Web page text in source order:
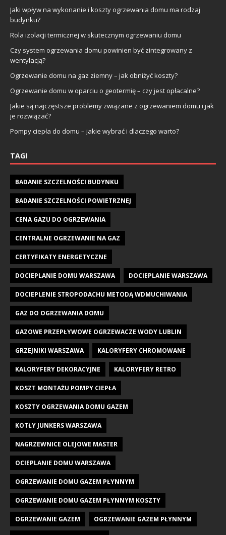
Jaki wpływ na wykonanie i koszty ogrzewania domu ma rodzaj
budynku?
Rola izolacji termicznej w skutecznym ogrzewaniu domu
Czy system ogrzewania domu powinien być zintegrowany z
wentylacją?
Ogrzewanie domu na gaz ziemny – jak obniżyć koszty?
Ogrzewanie domu w oparciu o geotermię – czy jest opłacalne?
Jakie są najczęstsze problemy związane z ogrzewaniem domu i jak
je rozwiązać?
Pompy ciepła do domu – jakie wybrać i dlaczego warto?
TAGI
BADANIE SZCZELNOŚCI BUDYNKU
BADANIE SZCZELNOŚCI POWIETRZNEJ
CENA GAZU DO OGRZEWANIA
CENTRALNE OGRZEWANIE NA GAZ
CERTYFIKATY ENERGETYCZNE
DOCIEPLANIE DOMU WARSZAWA DOCIEPLANIE WARSZAWA
DOCIEPLENIE STROPODACHU METODĄ WDMUCHIWANIA
GAZ DO OGRZEWANIA DOMU
GAZOWE PRZEPŁYWOWE OGRZEWACZE WODY LUBLIN
GRZEJNIKI WARSZAWA KALORYFERY CHROMOWANE
KALORYFERY DEKORACYJNE KALORYFERY RETRO
KOSZT MONTAŻU POMPY CIEPŁA
KOSZTY OGRZEWANIA DOMU GAZEM
KOTŁY JUNKERS WARSZAWA
NAGRZEWNICE OLEJOWE MASTER
OCIEPLANIE DOMU WARSZAWA
OGRZEWANIE DOMU GAZEM PŁYNNYM
OGRZEWANIE DOMU GAZEM PŁYNNYM KOSZTY
OGRZEWANIE GAZEM OGRZEWANIE GAZEM PŁYNNYM